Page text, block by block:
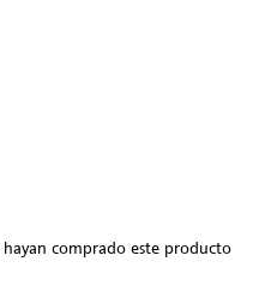
comprado este producto